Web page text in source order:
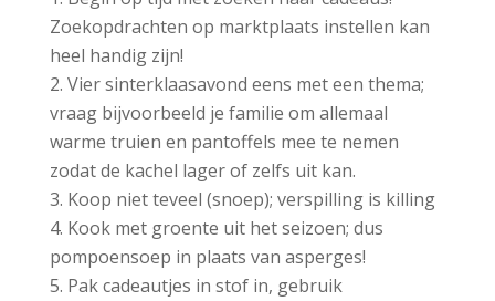
Zoekopdrachten op marktplaats instellen kan
heel handig zijn!
Vier sinterklaasavond eens met een thema;
vraag bijvoorbeeld je familie om allemaal
warme truien en pantoffels mee te nemen
zodat de kachel lager of zelfs uit kan.
Koop niet teveel (snoep); verspilling is killing
Kook met groente uit het seizoen; dus
pompoensoep in plaats van asperges!
Pak cadeautjes in stof in, gebruik